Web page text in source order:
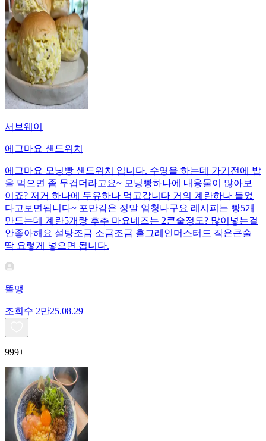
서브웨이
에그마요 샌드위치
에그마요 모닝빵 샌드위치 입니다. 수영을 하는데 가기전에 밥
을 먹으면 좀 무겁더라고요~ 모닝빵하나에 내용물이 많아보
이죠? 저거 하나에 두유하나 먹고갑니다 거의 계란하나 들었
다고보면됩니다~ 포만감은 정말 엄청나구요 레시피는 빵5개
만드는데 계란5개랑 후추 마요네즈는 2큰술정도? 많이넣는걸
안좋아해요 설탕조금 소금조금 홀그레인머스터드 작은큰술
딱 요렇게 넣으면 됩니다.
똘맹
조회수 2만25.08.29
999+